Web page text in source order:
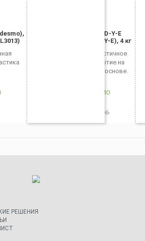
Гипердесмо AD-Y-E
(Hyperdesmo AD-Y-E), 4 кг
Прозрачное эластичное
защитное покрытие на
полиуретановой основе.
ГИПЕРДЕСМО
руб.
РЕШЕНИЯ